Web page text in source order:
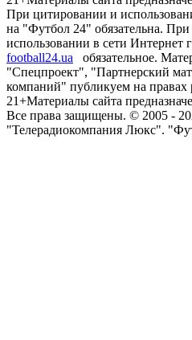
При цитировании и
на "Футбол 24" обязательна.
использовании в сети Интернет
football24.ua
обязательное.
"Спецпроект", "Партнерский
компаний" публикуем на правах
21+Материалы сайта
Все права защищены. © 2005 -
"Телерадиокомпания Люкс".